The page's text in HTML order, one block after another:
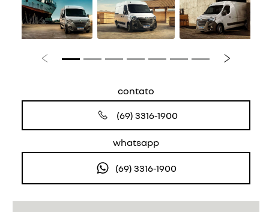
Anterior Próximo
contato
(69) 3316-1900
whatsapp
(69) 3316-1900